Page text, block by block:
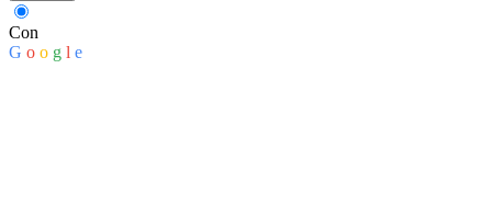
Con
G o o g l e